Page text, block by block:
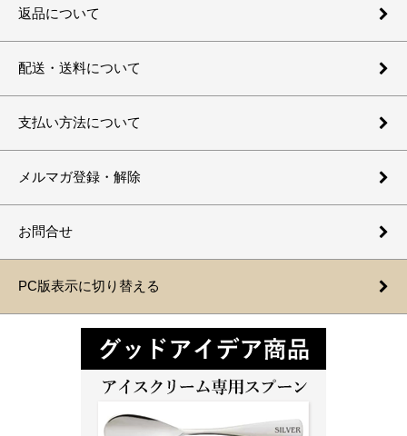
返品について
配送・送料について
支払い方法について
メルマガ登録・解除
お問合せ
PC版表示に切り替える